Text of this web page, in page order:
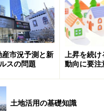
は10年以上にわたり、相
を使って財産を少しずつ
子に内緒で息子名義の預金
遺産は、息子が自分で貯め
の現預金と、評価額約
市況予測と新
スの問題
上昇を続け
動向に要注
土地活用の基礎知識